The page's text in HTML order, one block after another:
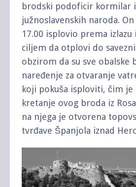
brodski podoficir kormilar
južnoslavenskih naroda.
17.00 isplovio prema izlazu
ciljem da otplovi do
obzirom da su sve obalske
naređenje za otvaranje
koji pokuša isploviti, čim
kretanje ovog broda iz
na njega je otvorena
tvrđave Španjola iznad